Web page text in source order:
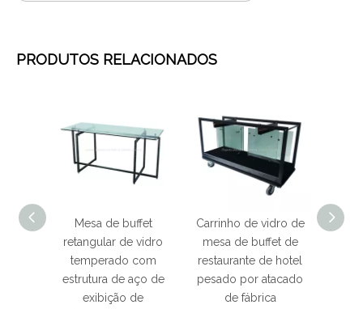
PRODUTOS RELACIONADOS
Mesa de buffet
retangular de vidro
temperado com
estrutura de aço de
exibição de
Carrinho de vidro de
mesa de buffet de
restaurante de hotel
pesado por atacado
de fábrica
Carrinho de